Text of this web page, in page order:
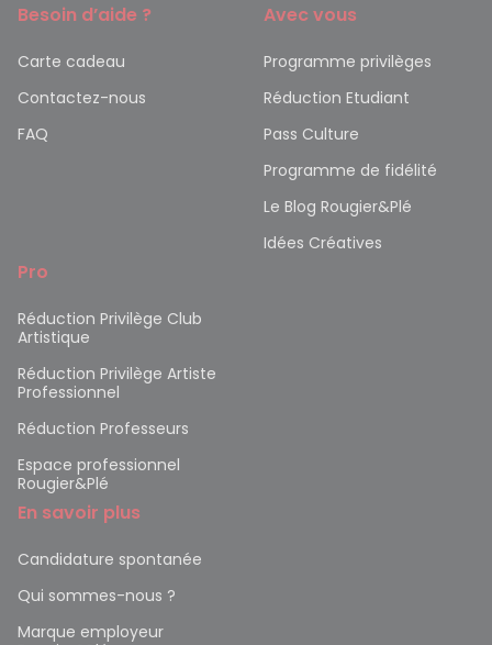
Besoin d’aide ?
Carte cadeau
Contactez-nous
FAQ
Avec vous
Programme privilèges
Réduction Etudiant
Pass Culture
Programme de fidélité
Le Blog Rougier&Plé
Idées Créatives
Pro
Réduction Privilège Club
Artistique
Réduction Privilège Artiste
Professionnel
Réduction Professeurs
Espace professionnel
Rougier&Plé
En savoir plus
Candidature spontanée
Qui sommes-nous ?
Marque employeur